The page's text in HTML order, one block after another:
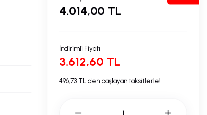
4.014,00 TL
İndirimli Fiyatı
3.612,60 TL
496,73 TL den başlayan taksitlerle!